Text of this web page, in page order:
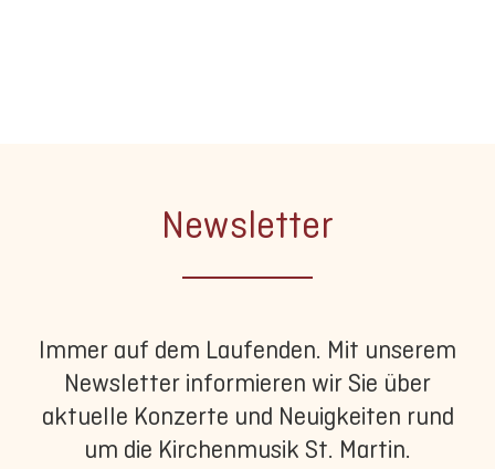
Newsletter
Immer auf dem Laufenden. Mit unserem
Newsletter informieren wir Sie über
aktuelle Konzerte und Neuigkeiten rund
um die Kirchenmusik St. Martin.